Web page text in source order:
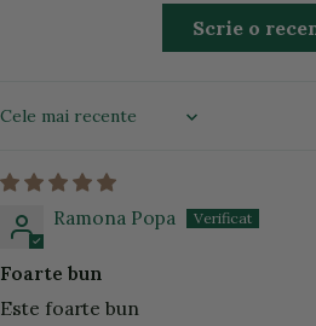
Scrie o
Sort by
Ramona Popa
Foarte bun
Este foarte bun